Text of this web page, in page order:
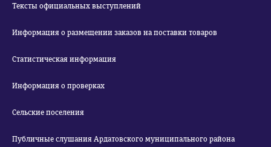
Тексты официальных выступлений
Информация о размещении заказов на поставки товаров
Статистическая информация
Информация о проверках
Сельские поселения
Публичные слушания Ардатовского муниципального района